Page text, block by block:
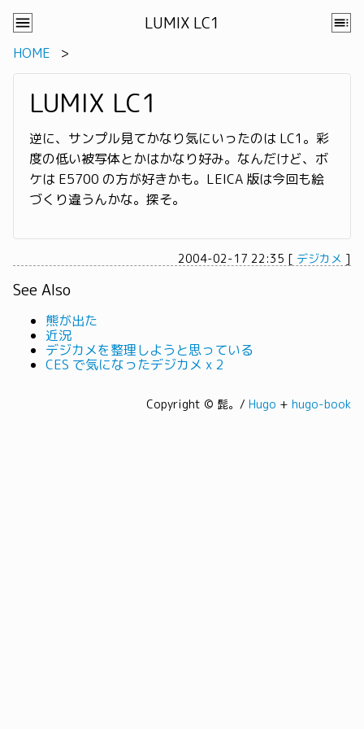
LUMIX LC1
HOME
LUMIX LC1
逆に、サンプル見てかなり気にいったのは LC1。彩
度の低い被写体とかはかなり好み。なんだけど、ボ
ケは E5700 の方が好きかも。LEICA 版は今回も絵
づくり違うんかな。探そ。
2004-02-17 22:35 [ デジカメ ]
See Also
熊が出た
近況
デジカメを整理しようと思っている
CES で気になったデジカメ x 2
Copyright © 髭。/ Hugo + hugo-book